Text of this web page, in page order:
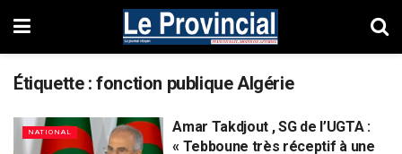
Étiquette :fonction publique Algérie
NATIONAL
Amar Takdjout , SG de l’UGTA :
« Tebboune très réceptif à une